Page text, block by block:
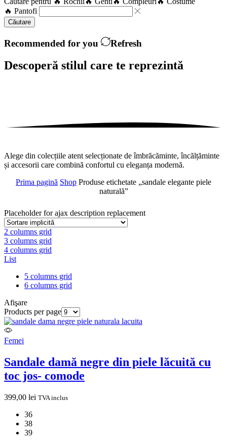
🔥 Pantofi
Căutare
Recommended for you Refresh
Descoperă stilul care te reprezintă
Alege din colecțiile atent selecționate de îmbrăcăminte, încălțăminte
și accesorii care combină confortul cu eleganța modernă.
Prima pagină Shop Produse etichetate „sandale elegante piele
naturală”
Placeholder for ajax description replacement
2 columns grid
3 columns grid
4 columns grid
List
5 columns grid
6 columns grid
Afişare
Products per page
Femei
Sandale damă negre din piele lăcuită cu
toc jos- comode
399,00 lei TVA inclus
36
38
39